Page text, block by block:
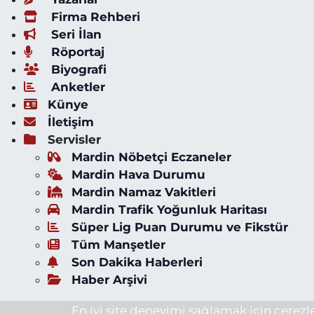
Firma Rehberi
Seri İlan
Röportaj
Biyografi
Anketler
Künye
İletişim
Servisler
Mardin Nöbetçi Eczaneler
Mardin Hava Durumu
Mardin Namaz Vakitleri
Mardin Trafik Yoğunluk Haritası
Süper Lig Puan Durumu ve Fikstür
Tüm Manşetler
Son Dakika Haberleri
Haber Arşivi
En iyi site deneyimi sağlamak için